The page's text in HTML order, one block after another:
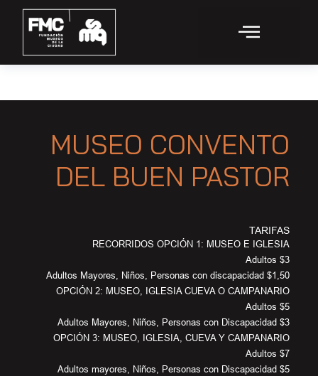
MUSEO CONVENTO
DEL BUEN PASTOR
TARIFAS
RECORRIDOS OPCIÓN 1: MUSEO E IGLESIA
Adultos $3
Adultos Mayores, Niños, Personas con discapacidad $1,50
OPCIÓN 2: MUSEO, IGLESIA CUEVA O CAMPANARIO
Adultos $5
Adultos Mayores, Niños, Personas con Discapacidad $3
OPCIÓN 3: MUSEO, IGLESIA, CUEVA Y CAMPANARIO
Adultos $7
Adultos mayores, Niños, Personas con Discapacidad $5